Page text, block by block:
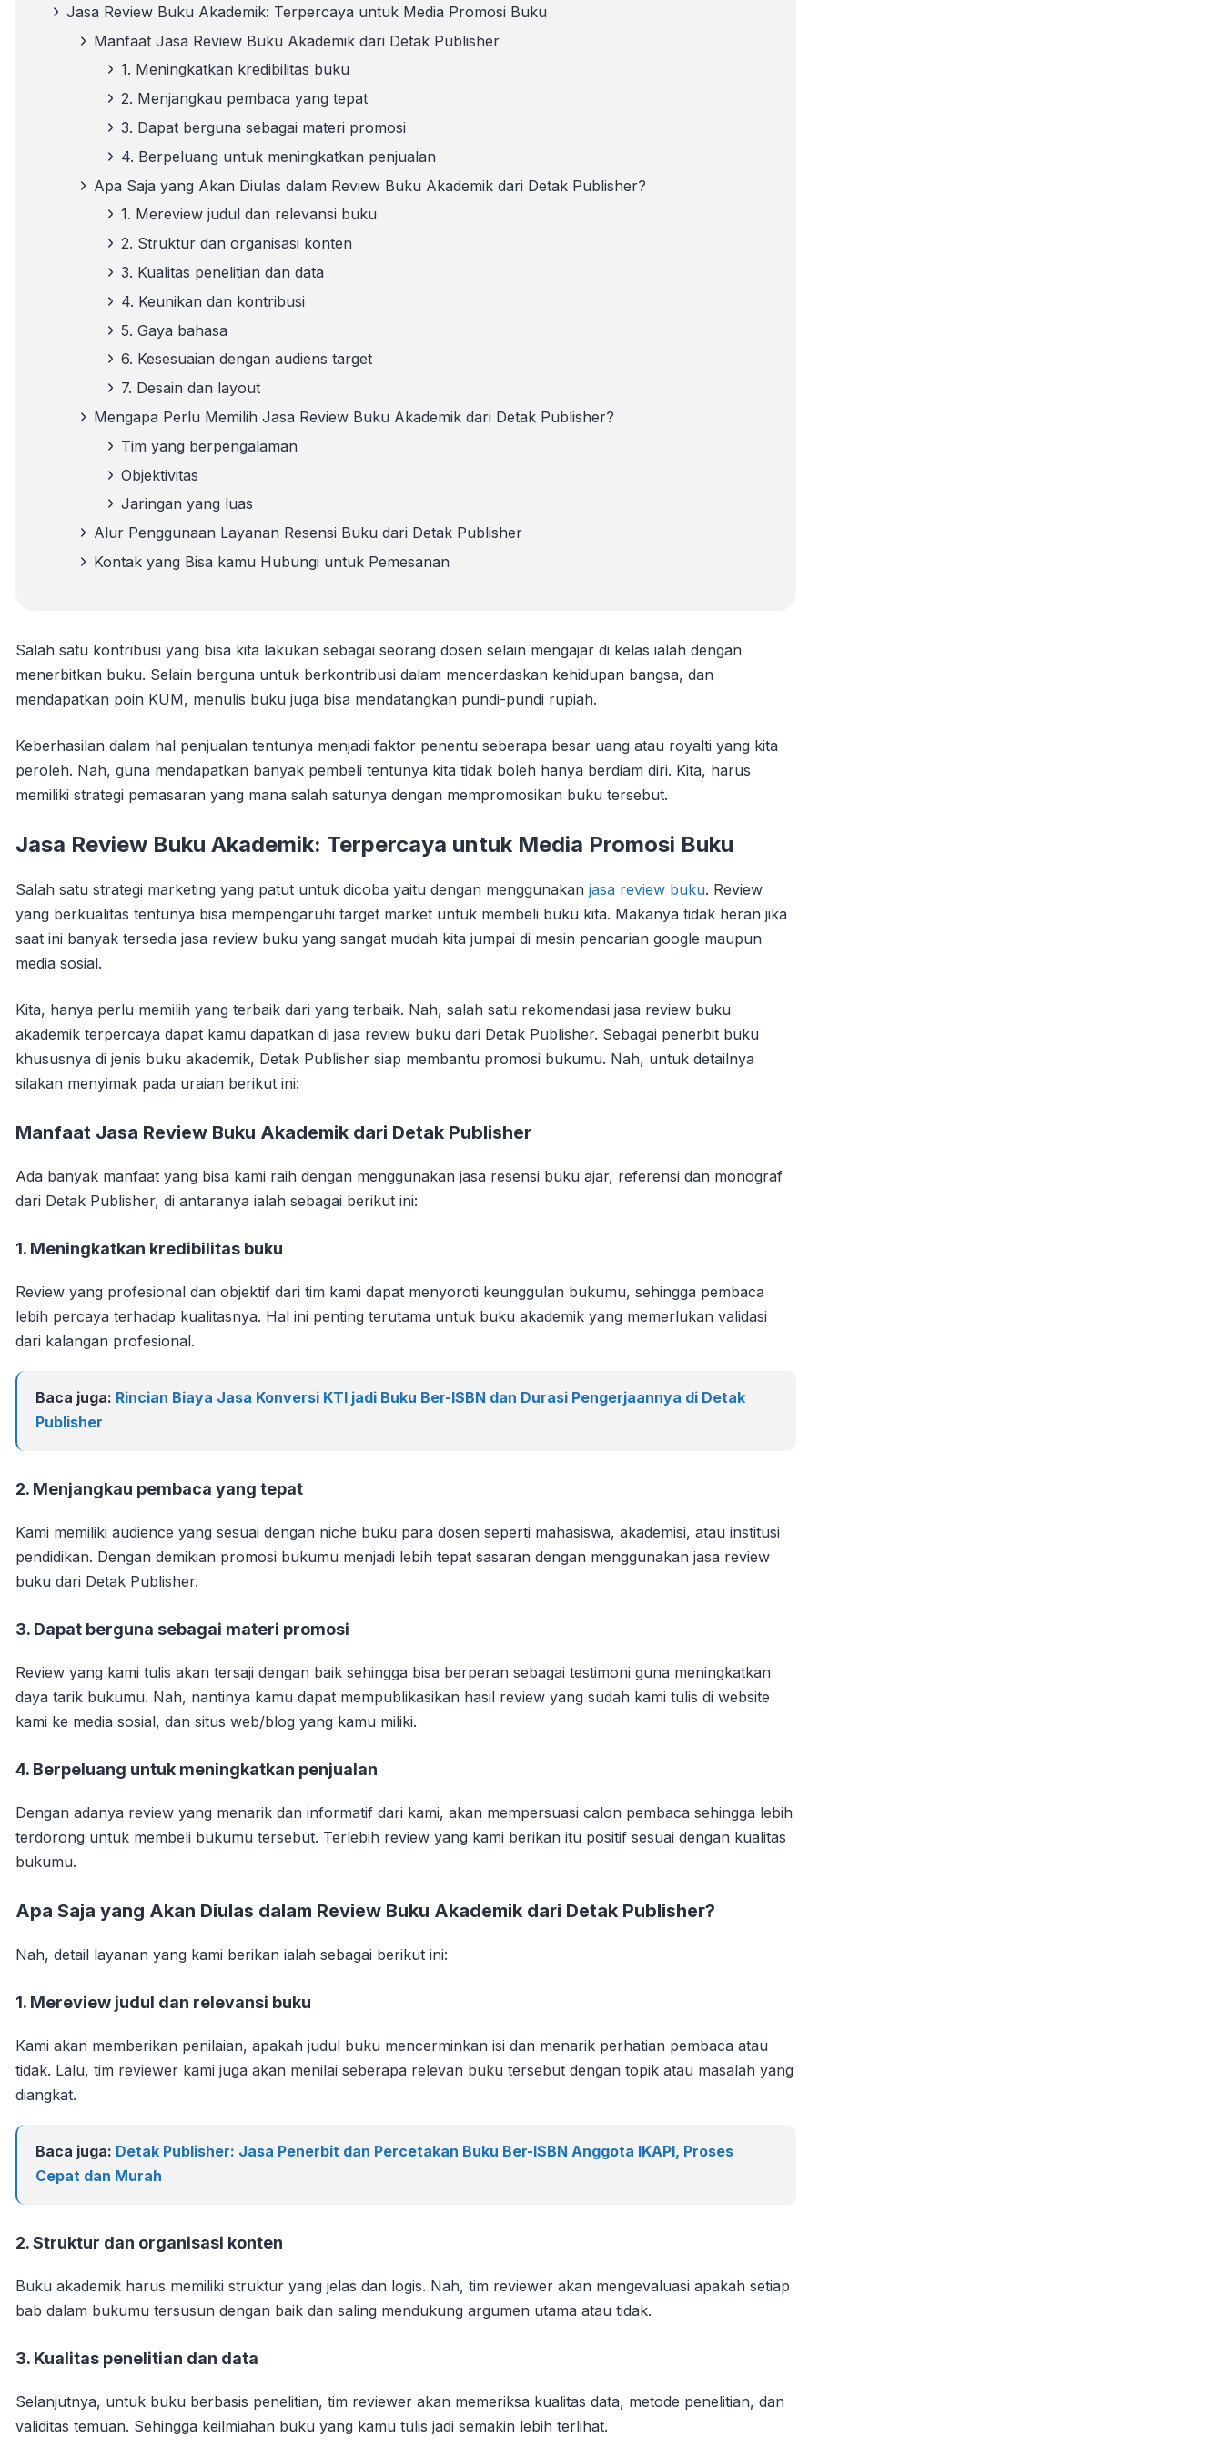
Jasa Review Buku Akademik: Terpercaya untuk Media Promosi Buku
Manfaat Jasa Review Buku Akademik dari Detak Publisher
1. Meningkatkan kredibilitas buku
2. Menjangkau pembaca yang tepat
3. Dapat berguna sebagai materi promosi
4. Berpeluang untuk meningkatkan penjualan
Apa Saja yang Akan Diulas dalam Review Buku Akademik dari Detak Publisher?
1. Mereview judul dan relevansi buku
2. Struktur dan organisasi konten
3. Kualitas penelitian dan data
4. Keunikan dan kontribusi
5. Gaya bahasa
6. Kesesuaian dengan audiens target
7. Desain dan layout
Mengapa Perlu Memilih Jasa Review Buku Akademik dari Detak Publisher?
Tim yang berpengalaman
Objektivitas
Jaringan yang luas
Alur Penggunaan Layanan Resensi Buku dari Detak Publisher
Kontak yang Bisa kamu Hubungi untuk Pemesanan
Salah satu kontribusi yang bisa kita lakukan sebagai seorang dosen selain mengajar di kelas ialah dengan
menerbitkan buku. Selain berguna untuk berkontribusi dalam mencerdaskan kehidupan bangsa, dan
mendapatkan poin KUM, menulis buku juga bisa mendatangkan pundi-pundi rupiah.
Keberhasilan dalam hal penjualan tentunya menjadi faktor penentu seberapa besar uang atau royalti yang kita
peroleh. Nah, guna mendapatkan banyak pembeli tentunya kita tidak boleh hanya berdiam diri. Kita, harus
memiliki strategi pemasaran yang mana salah satunya dengan mempromosikan buku tersebut.
Jasa Review Buku Akademik: Terpercaya untuk Media Promosi Buku
Salah satu strategi marketing yang patut untuk dicoba yaitu dengan menggunakan jasa review buku. Review
yang berkualitas tentunya bisa mempengaruhi target market untuk membeli buku kita. Makanya tidak heran jika
saat ini banyak tersedia jasa review buku yang sangat mudah kita jumpai di mesin pencarian google maupun
media sosial.
Kita, hanya perlu memilih yang terbaik dari yang terbaik. Nah, salah satu rekomendasi jasa review buku
akademik terpercaya dapat kamu dapatkan di jasa review buku dari Detak Publisher. Sebagai penerbit buku
khususnya di jenis buku akademik, Detak Publisher siap membantu promosi bukumu. Nah, untuk detailnya
silakan menyimak pada uraian berikut ini:
Manfaat Jasa Review Buku Akademik dari Detak Publisher
Ada banyak manfaat yang bisa kami raih dengan menggunakan jasa resensi buku ajar, referensi dan monograf
dari Detak Publisher, di antaranya ialah sebagai berikut ini:
1. Meningkatkan kredibilitas buku
Review yang profesional dan objektif dari tim kami dapat menyoroti keunggulan bukumu, sehingga pembaca
lebih percaya terhadap kualitasnya. Hal ini penting terutama untuk buku akademik yang memerlukan validasi
dari kalangan profesional.
Baca juga: Rincian Biaya Jasa Konversi KTI jadi Buku Ber-ISBN dan Durasi Pengerjaannya di Detak
Publisher
2. Menjangkau pembaca yang tepat
Kami memiliki audience yang sesuai dengan niche buku para dosen seperti mahasiswa, akademisi, atau institusi
pendidikan. Dengan demikian promosi bukumu menjadi lebih tepat sasaran dengan menggunakan jasa review
buku dari Detak Publisher.
3. Dapat berguna sebagai materi promosi
Review yang kami tulis akan tersaji dengan baik sehingga bisa berperan sebagai testimoni guna meningkatkan
daya tarik bukumu. Nah, nantinya kamu dapat mempublikasikan hasil review yang sudah kami tulis di website
kami ke media sosial, dan situs web/blog yang kamu miliki.
4. Berpeluang untuk meningkatkan penjualan
Dengan adanya review yang menarik dan informatif dari kami, akan mempersuasi calon pembaca sehingga lebih
terdorong untuk membeli bukumu tersebut. Terlebih review yang kami berikan itu positif sesuai dengan kualitas
bukumu.
Apa Saja yang Akan Diulas dalam Review Buku Akademik dari Detak Publisher?
Nah, detail layanan yang kami berikan ialah sebagai berikut ini:
1. Mereview judul dan relevansi buku
Kami akan memberikan penilaian, apakah judul buku mencerminkan isi dan menarik perhatian pembaca atau
tidak. Lalu, tim reviewer kami juga akan menilai seberapa relevan buku tersebut dengan topik atau masalah yang
diangkat.
Baca juga: Detak Publisher: Jasa Penerbit dan Percetakan Buku Ber-ISBN Anggota IKAPI, Proses
Cepat dan Murah
2. Struktur dan organisasi konten
Buku akademik harus memiliki struktur yang jelas dan logis. Nah, tim reviewer akan mengevaluasi apakah setiap
bab dalam bukumu tersusun dengan baik dan saling mendukung argumen utama atau tidak.
3. Kualitas penelitian dan data
Selanjutnya, untuk buku berbasis penelitian, tim reviewer akan memeriksa kualitas data, metode penelitian, dan
validitas temuan. Sehingga keilmiahan buku yang kamu tulis jadi semakin lebih terlihat.